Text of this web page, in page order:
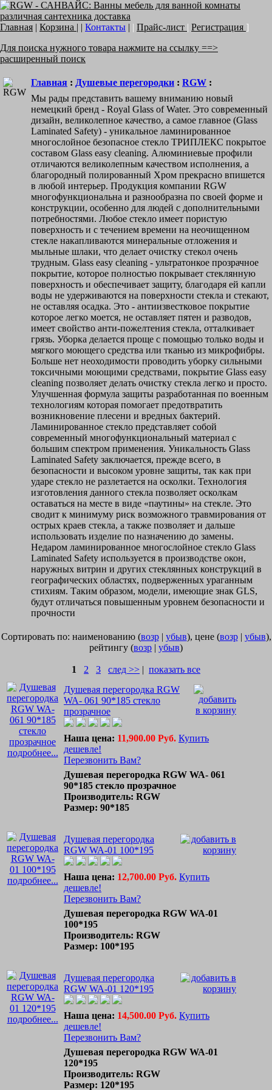
Главная | Корзина | | Контакты | | Прайс-лист | Регистрация ]
Для поиска нужного товара нажмите на ссылку ==>
расширенный поиск
Главная : Душевые перегородки : RGW :
Мы рады представить вашему вниманию новый
немецкий бренд - Royal Glass of Water. Это современный
дизайн, великолепное качество, а самое главное (Glass
Laminated Safety) - уникальное ламинированное
многослойное безопасное стекло ТРИПЛЕКС покрытое
составом Glass easy cleaning. Алюминиевые профили
отличаются великолепным качеством исполнения, а
благородный полированный Хром прекрасно впишется
в любой интерьер. Продукция компании RGW
многофункциональна и разнообразна по своей форме и
конструкции, особенно для людей с дополнительными
потребностями. Любое стекло имеет пористую
поверхность и с течением времени на неочищенном
стекле накапливаются минеральные отложения и
мыльные шлаки, что делает очистку стекол очень
трудным. Glass easy cleaning - ультратонкое прозрачное
покрытие, которое полностью покрывает стеклянную
поверхность и обеспечивает защиту, благодаря ей капли
воды не удерживаются на поверхности стекла и стекают,
не оставляя осадка. Это - антиизвестковое покрытие
которое легко моется, не оставляет пятен и разводов,
имеет свойство анти-пожелтения стекла, отталкивает
грязь. Уборка делается проще с помощью только воды и
мягкого моющего средства или тканью из микрофибры.
Больше нет неоходимости проводить уборку сильными
токсичными моющими средствами, покрытие Glass easy
cleaning позволяет делать очистку стекла легко и просто.
Улучшенная формула защиты разработанная по военным
технологиям которая помогает предотвратить
возникновение плесени и вредных бактерий.
Ламинированное стекло представляет собой
современный многофункциональный материал с
большим спектром применения. Уникальность Glass
Laminated Safety заключается, прежде всего, в
безопасности и высоком уровне защиты, так как при
ударе стекло не разлетается на осколки. Технология
изготовления данного стекла позволяет осколкам
оставаться на месте в виде «паутины» на стекле. Это
сводит к минимуму риск возможного травмирования от
острых краев стекла, а также позволяет и дальше
использовать изделие по назначению до замены.
Недаром ламинированное многослойное стекло Glass
Laminated Safety используется в производстве окон,
наружных витрин и других стеклянных конструкций в
географических областях, подверженных ураганным
стихиям. Таким образом, модели, имеющие знак GLS,
будут отличаться повышенным уровнем безопасности и
прочности
Сортировать по: наименованию (возр| убыв), цене (возр| убыв),
рейтингу (возр | убыв)
1 2 3 след >> | показать все
подробнее...
Душевая перегородка RGW
WA- 061 90*185 стекло
прозрачное
Наша цена: 11,900.00 Руб. Купить
дешевле!
Перезвонить Вам?
Душевая перегородка RGW WA- 061
90*185 стекло прозрачное
Производитель: RGW
Размер: 90*185
подробнее...
Душевая перегородка
RGW WA-01 100*195
Наша цена: 12,700.00 Руб. Купить
дешевле!
Перезвонить Вам?
Душевая перегородка RGW WA-01
100*195
Производитель: RGW
Размер: 100*195
подробнее...
Душевая перегородка
RGW WA-01 120*195
Наша цена: 14,500.00 Руб. Купить
дешевле!
Перезвонить Вам?
Душевая перегородка RGW WA-01
120*195
Производитель: RGW
Размер: 120*195